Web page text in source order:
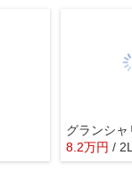
グランシャ
8.2万円 /